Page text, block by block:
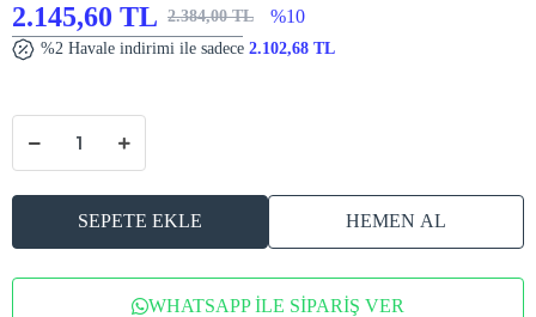
2.145,60 TL 2.384,00 TL %10
%2 Havale indirimi ile sadece 2.102,68 TL
SEPETE EKLE HEMEN AL
WHATSAPP İLE SİPARİŞ VER